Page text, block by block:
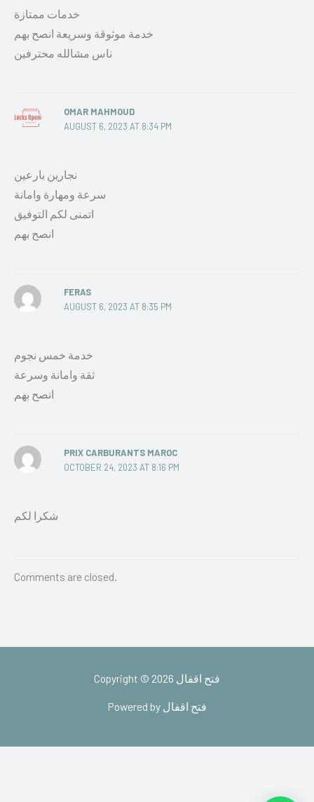
خدمات ممتازة
خدمة موثوقة وسريعة انصح بهم
ناس مشالله محترفين
OMAR MAHMOUD
AUGUST 6, 2023 AT 8:34 PM
نجارين بارعين
سرعة ومهارة وامانة
اتمنى لكم التوفيق
انصح بهم
FERAS
AUGUST 6, 2023 AT 8:35 PM
خدمة خمس نجوم
ثقة وامانة وسرعة
انصح بهم
PRIX CARBURANTS MAROC
OCTOBER 24, 2023 AT 8:16 PM
شكرا لكم
Comments are closed.
Copyright © 2026 فتح اقفال
Powered by فتح اقفال